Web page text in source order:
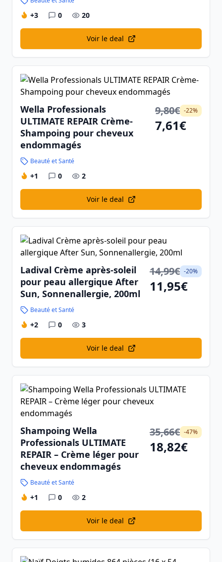
+3 0 20
Voir le deal
Wella Professionals
ULTIMATE REPAIR Crème-
Shampoing pour cheveux
endommagés
Beauté et Santé
9,80€ -22%
7,61€
+1 0 2
Voir le deal
Ladival Crème après-soleil
pour peau allergique After
Sun, Sonnenallergie, 200ml
Beauté et Santé
14,99€ -20%
11,95€
+2 0 3
Voir le deal
Shampoing Wella
Professionals ULTIMATE
REPAIR – Crème léger pour
cheveux endommagés
Beauté et Santé
35,66€ -47%
18,82€
+1 0 2
Voir le deal